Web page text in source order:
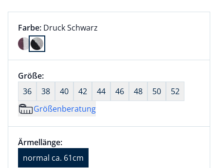
Farbauswahl:
Farbe: aktuell ausgewählt:
Druck Schwarz
Farbe Druck Schwarz ausgewählt
Größenauswahl:
Größe:nichts ausgewählt
36
38 40 42 44 46 48 50
52
Größenberatung
Größenauswahl:
Ärmellänge:aktuell ausgewählt: normal ca. 61cm
Ärmellänge normal ca. 61cm ausgewählt
normal ca. 61cm